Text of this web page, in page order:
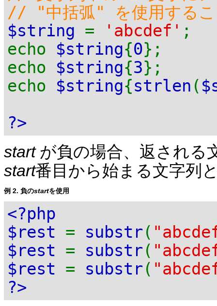
// "中括弧" を使用するこ
$string = 'abcdef' ;
echo $string{0
echo $string{3
echo $string{strlen (
?>
startが負の場合、返される
start番目から始まる文字列
例 2. 負のstartを使用
<?php
$rest = substr(
$rest = substr(
$rest = substr(
?>